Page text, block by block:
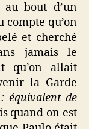
bout d’un
compte qu’on
et cherché
jamais le
qu’on allait
la Garde
équivalent de
quand on est